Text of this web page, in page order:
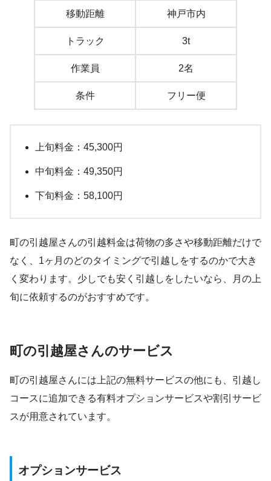
移動距離 神戸市内
トラック 3t
作業員 2名
条件 フリー便
上旬料金：45,300円
中旬料金：49,350円
下旬料金：58,100円
町の引越屋さんの引越料金は荷物の多さや移動距離だけで
なく、1ヶ月のどのタイミングで引越しをするのかで大き
く変わります。少しでも安く引越しをしたいなら、月の上
旬に依頼するのがおすすめです。
町の引越屋さんのサービス
町の引越屋さんには上記の無料サービスの他にも、引越し
コースに追加できる有料オプションサービスや割引サービ
スが用意されています。
オプションサービス